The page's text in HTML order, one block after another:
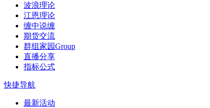
波浪理论
江恩理论
缠中说缠
期货交流
群组家园Group
直播分享
指标公式
快捷导航
最新活动